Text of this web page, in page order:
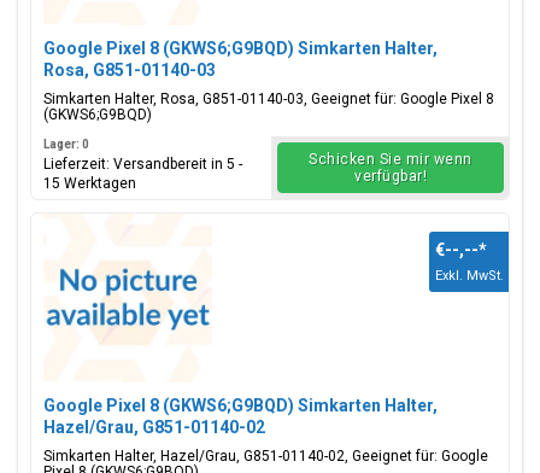
Google Pixel 8 (GKWS6;G9BQD) Simkarten Halter,
Rosa, G851-01140-03
Simkarten Halter, Rosa, G851-01140-03, Geeignet für: Google Pixel 8
(GKWS6;G9BQD)
Lager: 0
Lieferzeit: Versandbereit in 5 -
15 Werktagen
Schicken Sie mir wenn
verfügbar!
Google Pixel 8 (GKWS6;G9BQD) Simkarten Halter,
Hazel/Grau, G851-01140-02
Simkarten Halter, Hazel/Grau, G851-01140-02, Geeignet für: Google
€--,--*
Exkl. MwSt.